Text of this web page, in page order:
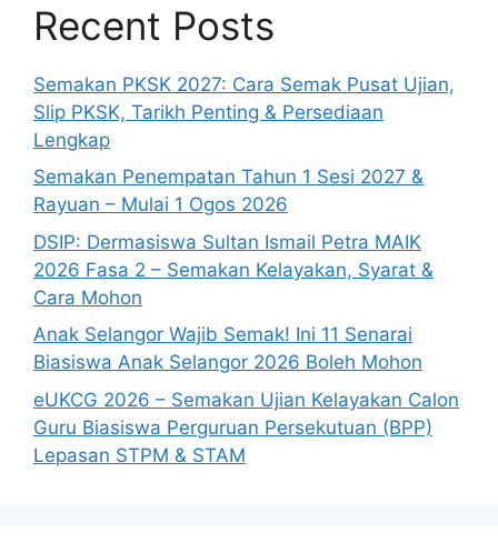
Recent Posts
Semakan PKSK 2027: Cara Semak Pusat Ujian,
Slip PKSK, Tarikh Penting & Persediaan
Lengkap
Semakan Penempatan Tahun 1 Sesi 2027 &
Rayuan – Mulai 1 Ogos 2026
DSIP: Dermasiswa Sultan Ismail Petra MAIK
2026 Fasa 2 – Semakan Kelayakan, Syarat &
Cara Mohon
Anak Selangor Wajib Semak! Ini 11 Senarai
Biasiswa Anak Selangor 2026 Boleh Mohon
eUKCG 2026 – Semakan Ujian Kelayakan Calon
Guru Biasiswa Perguruan Persekutuan (BPP)
Lepasan STPM & STAM